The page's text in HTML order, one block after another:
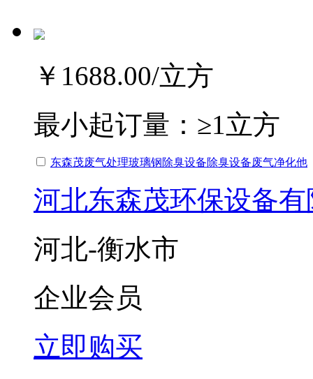
￥1688.00/立方
最小起订量： ≥1立方
东森茂废气处理玻璃钢除臭设备除臭设备废气净化他
河北东森茂环保设备
河北-衡水市
企业会员
立即购买